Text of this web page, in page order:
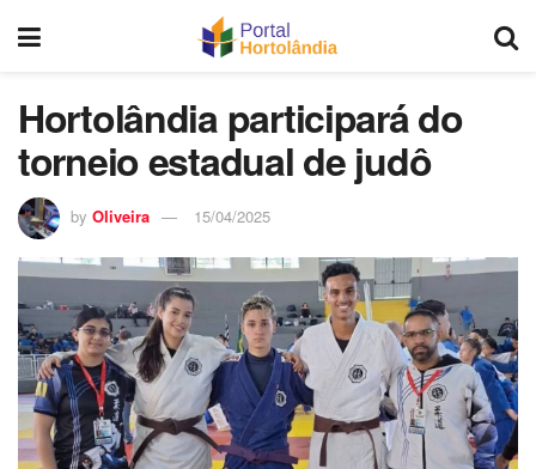
Hortolândia participará do
torneio estadual de judô
by Oliveira 15/04/2025